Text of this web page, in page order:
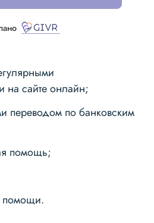
на сайте онлайн;
переводом по банковским
помощь;
помощи.